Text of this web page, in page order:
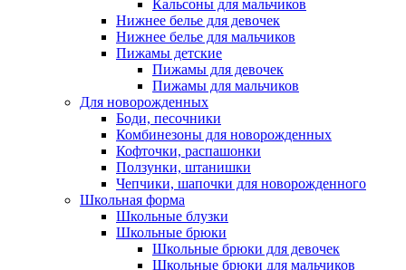
Кальсоны для мальчиков
Нижнее белье для девочек
Нижнее белье для мальчиков
Пижамы детские
Пижамы для девочек
Пижамы для мальчиков
Для новорожденных
Боди, песочники
Комбинезоны для новорожденных
Кофточки, распашонки
Ползунки, штанишки
Чепчики, шапочки для новорожденного
Школьная форма
Школьные блузки
Школьные брюки
Школьные брюки для девочек
Школьные брюки для мальчиков